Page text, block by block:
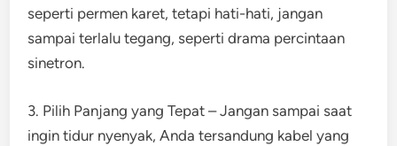
seperti permen karet, tetapi hati-hati, jangan
sampai terlalu tegang, seperti drama percintaan
sinetron.
3. Pilih Panjang yang Tepat – Jangan sampai saat
ingin tidur nyenyak, Anda tersandung kabel yang